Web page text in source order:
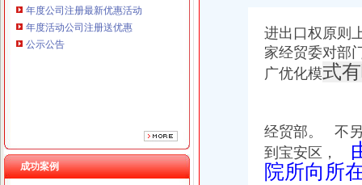
年度公司注册最新优惠活动
年度活动公司注册送优惠
公示公告
成功案例
重庆国洪体育设施有限公司
重庆全景信息技术有限公司 渝江 （工商注册）
重庆麦克斯韦电气技术有限公司 渝新 （工商注册）
重庆市罗云科技有限公司 渝北 工商注册
进出口权原则
家经贸委对部
广优化模式
经贸部。 不另
到宝安区，
院所向所